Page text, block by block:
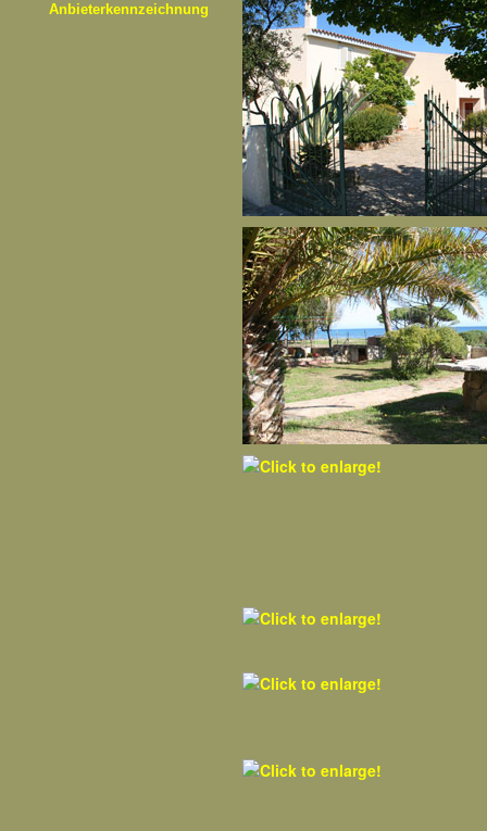
Anbieterkennzeichnung